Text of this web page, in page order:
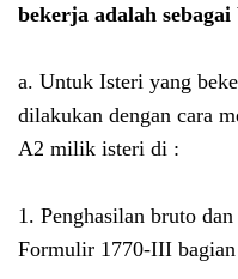
bekerja adalah
a. Untuk Isteri yang
dilakukan dengan cara
A2 milik isteri di :
1. Penghasilan bruto
Formulir 1770-III bagian